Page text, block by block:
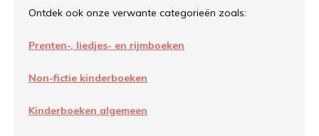
Ontdek ook onze verwante categorieën zoals:
Prenten-, liedjes- en rijmboeken
Non-fictie kinderboeken
Kinderboeken algemeen